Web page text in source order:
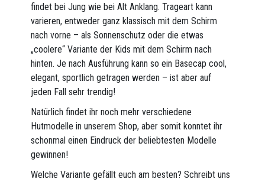
findet bei Jung wie bei Alt Anklang. Trageart kann
varieren, entweder ganz klassisch mit dem Schirm
nach vorne – als Sonnenschutz oder die etwas
„coolere“ Variante der Kids mit dem Schirm nach
hinten. Je nach Ausführung kann so ein Basecap cool,
elegant, sportlich getragen werden – ist aber auf
jeden Fall sehr trendig!
Natürlich findet ihr noch mehr verschiedene
Hutmodelle in unserem Shop, aber somit konntet ihr
schonmal einen Eindruck der beliebtesten Modelle
gewinnen!
Welche Variante gefällt euch am besten? Schreibt uns